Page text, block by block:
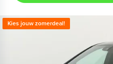
Kies jouw zomerdeal!